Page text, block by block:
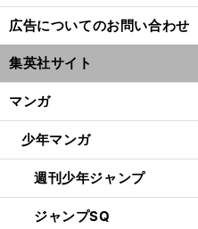
広告についてのお問い合わせ
集英社サイト
マンガ
少年マンガ
週刊少年ジャンプ
ジャンプSQ